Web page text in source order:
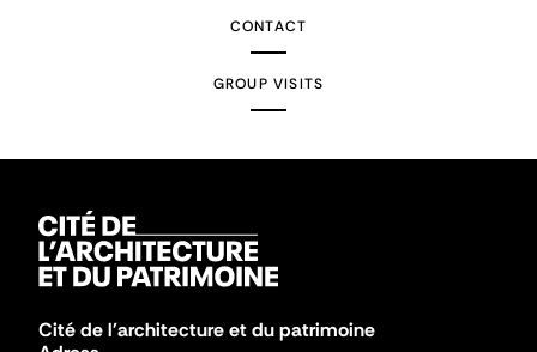
CONTACT
GROUP VISITS
Cité de l'architecture et du patrimoine